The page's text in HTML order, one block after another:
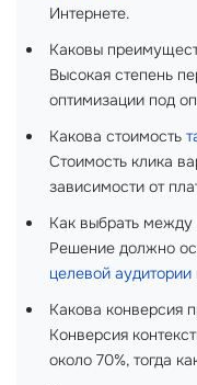
Интернете.
Каковы
Высокая степень
оптимизации под
Какова стоимость
Стоимость клика
зависимости от
Как выбрать между
Решение должно
целевой аудитории
Какова конверсия
Конверсия
около 70%, тогда